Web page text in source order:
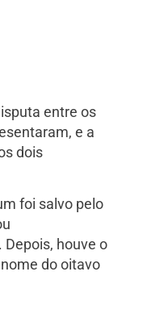
entre os
e a
dois
foi salvo pelo
houve o
do oitavo